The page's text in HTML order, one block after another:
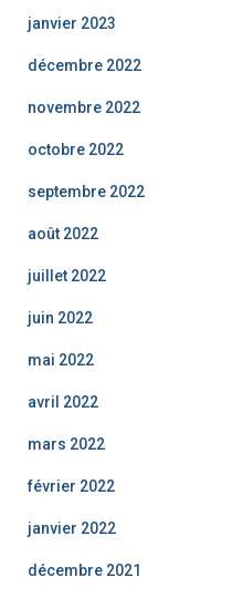
janvier 2023
décembre 2022
novembre 2022
octobre 2022
septembre 2022
août 2022
juillet 2022
juin 2022
mai 2022
avril 2022
mars 2022
février 2022
janvier 2022
décembre 2021